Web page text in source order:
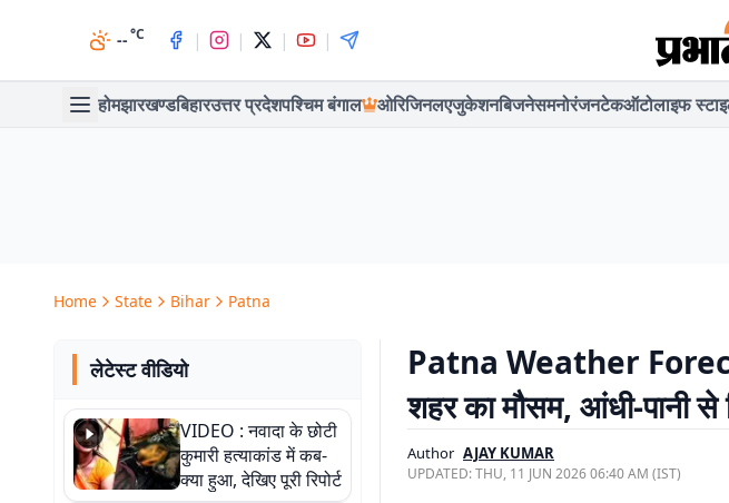
--°C | | | |
होमझारखण्डबिहारउत्तर प्रदेशपश्चिम बंगाल ओरिजिनलएजुकेशनबिजनेसमनोरंजनटेकऑटोलाइफ
Home State Bihar Patna
लेटेस्ट वीडियो
VIDEO : नवादा के छोटी
कुमारी हत्याकांड में कब-
क्या हुआ, देखिए पूरी रिपोर्ट
Patna Weather
शहर का मौसम, आंधी-पानी से
Author AJAY KUMAR
UPDATED:THU, 11 JUN 2026 06:40 AM (IST)